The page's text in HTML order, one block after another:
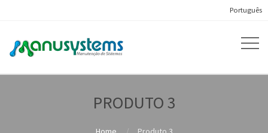
Português
PRODUTO 3